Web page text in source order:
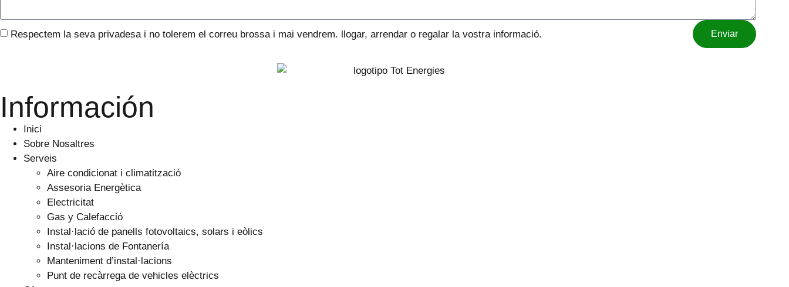
Respectem la seva privadesa i no tolerem el correu brossa i mai vendrem. llogar, arrendar o regalar la vostra informació. Enviar
Información
Inici
Sobre Nosaltres
Serveis
Aire condicionat i climatització
Assesoria Energètica
Electricitat
Gas y Calefacció
Instal·lació de panells fotovoltaics, solars i eòlics
Instal·lacions de Fontanería
Manteniment d’instal·lacions
Punt de recàrrega de vehicles elèctrics